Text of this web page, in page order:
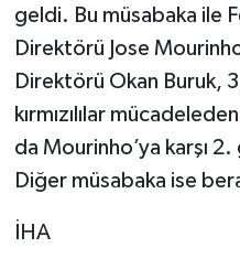
geldi. Bu müsabaka ile
Direktörü Jose
Direktörü Okan Buruk,
kırmızılılar
da Mourinho’ya karşı
Diğer müsabaka ise
İHA